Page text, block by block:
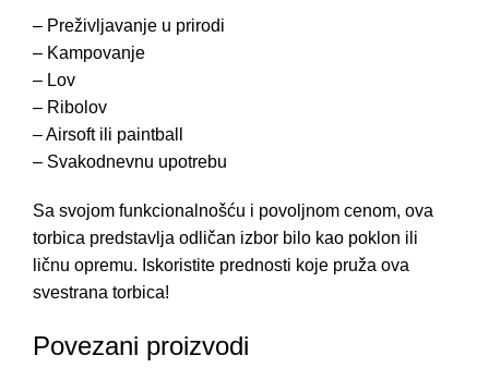
– Preživljavanje u prirodi
– Kampovanje
– Lov
– Ribolov
– Airsoft ili paintball
– Svakodnevnu upotrebu
Sa svojom funkcionalnošću i povoljnom cenom, ova
torbica predstavlja odličan izbor bilo kao poklon ili
ličnu opremu. Iskoristite prednosti koje pruža ova
svestrana torbica!
Povezani proizvodi